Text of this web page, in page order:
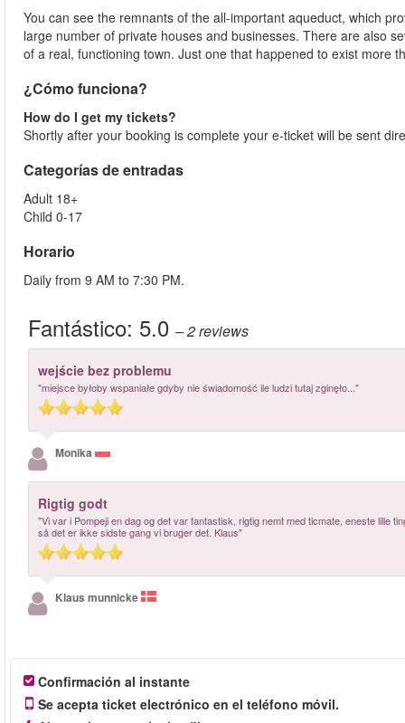
You can see the remnants of the all-important aqueduct, which
large number of private houses and businesses. There are also
of a real, functioning town. Just one that happened to exist more
¿Cómo funciona?
How do I get my tickets?
Shortly after your booking is complete your e-ticket will be sent
Categorías de entradas
Adult 18+
Child 0-17
Horario
Daily from 9 AM to 7:30 PM.
Fantástico: 5.0 – 2reviews
wejście bez problemu
"miejsce byłoby wspaniałe gdyby nie świadomość ile ludzi tutaj zginęło..."
Monika
Rigtig godt
"Vi var i Pompeji en dag og det var fantastisk, rigtig nemt med ticmate, eneste lille
så det er ikke sidste gang vi bruger det. Klaus"
Klaus munnicke
Confirmación al instante
Se acepta ticket electrónico en el teléfono móvil.